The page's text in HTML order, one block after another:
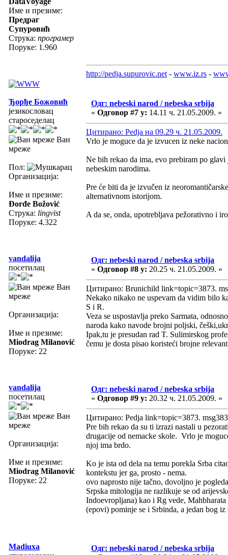
Име и презиме:
Предраг
Супуровић
Струка: програмер
Поруке: 1.960
http://pedja.supurovic.net - www.iz.rs -
Ђорђе Божовић
језикословац
староседелац
Ван
мреже
Пол:
Организација:
Име и презиме:
Đorđe Božović
Струка: lingvist
Поруке: 4.322
Одг: nebeski narod / nebeska srbija
« Одговор #7 у: 14.11 ч. 21.05.2009. »
Цитирано: Pedja на 09.29 ч. 21.05.2009.
Vrlo je moguce da je izvucen iz neke
Ne bih rekao da ima, evo prebiram po
nebeskim narodima.
Pre će biti da je izvučen iz
alternativnom istorijom.
A da se, onda, upotrebljava pežorativno i
vandalija
посетилац
Ван
мреже
Организација:
Име и презиме:
Miodrag Milanović
Поруке: 22
Одг: nebeski narod / nebeska srbija
« Одговор #8 у: 20.25 ч. 21.05.2009. »
Цитирано: Brunichild link=topic=3873.
Nekako nikako ne uspevam da vidim bilo
S i R.
Veza se uspostavlja preko Sarmata,
naroda kako navode brojni poljski,
Ipak,tu je presudan rad T. Sulimirskog
čemu je dosta pisao koristeći brojne
vandalija
посетилац
Ван
мреже
Организација:
Име и презиме:
Miodrag Milanović
Поруке: 22
Одг: nebeski narod / nebeska srbija
« Одговор #9 у: 20.32 ч. 21.05.2009. »
Цитирано: Pedja link=topic=3873.
Pre bih rekao da su ti izrazi nastali u
drugacije od nemacke skole. Vrlo je
njoj ima brdo.
Ko je ista od dela na temu porekla Srba
kontekstu jer ga, prosto - nema.
ovo naprosto nije tačno, dovoljno je
Srpska mitologija ne razlikuje se od
Indoevropljana) kao i Rg vede,
(epovi) pominje se i Srbinda, a jedan bog
Madiuxa
Одг: nebeski narod / nebeska srbija